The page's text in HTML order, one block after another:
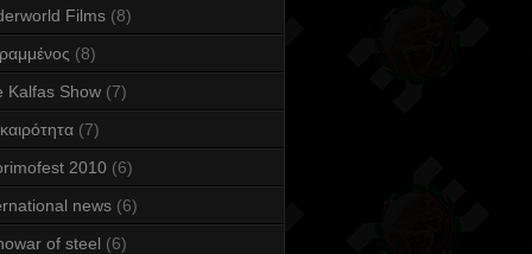
Films (8)
(8)
Kalfas Show (7)
(7)
2010 (6)
news (6)
of steel (6)